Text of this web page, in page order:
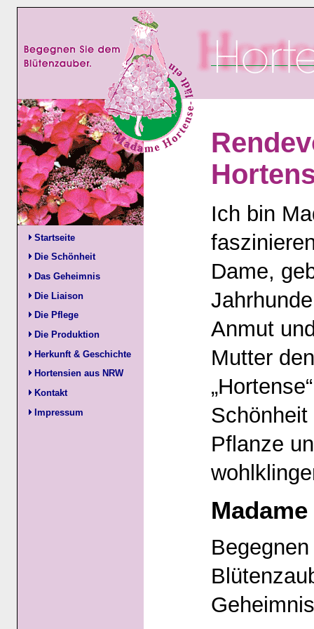
Startseite
Die Schönheit
Das Geheimnis
Die Liaison
Die Pflege
Die Produktion
Herkunft & Geschichte
Hortensien aus NRW
Kontakt
Impressum
Ich bin
Dame,
Anmut
Mutter
Pflanze